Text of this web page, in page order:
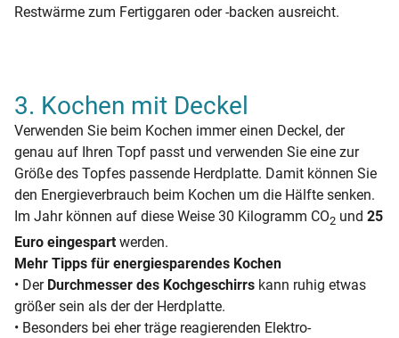
Restwärme zum Fertiggaren oder -backen ausreicht.
3. Kochen mit Deckel
Verwenden Sie beim Kochen immer einen Deckel, der
genau auf Ihren Topf passt und verwenden Sie eine zur
Größe des Topfes passende Herdplatte. Damit können Sie
den Energieverbrauch beim Kochen um die Hälfte senken.
Im Jahr können auf diese Weise 30 Kilogramm CO2 und 25
Euro eingespart werden.
Mehr Tipps für energiesparendes Kochen
• Der Durchmesser des Kochgeschirrs kann ruhig etwas
größer sein als der der Herdplatte.
• Besonders bei eher träge reagierenden Elektro-